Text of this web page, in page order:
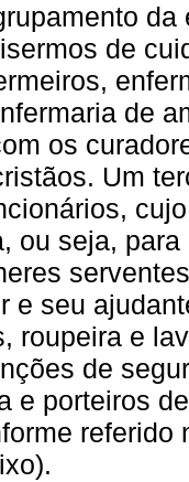
de
de
os
Um
ou seja,
e seu
roupeira e
de
e porteiros
referido